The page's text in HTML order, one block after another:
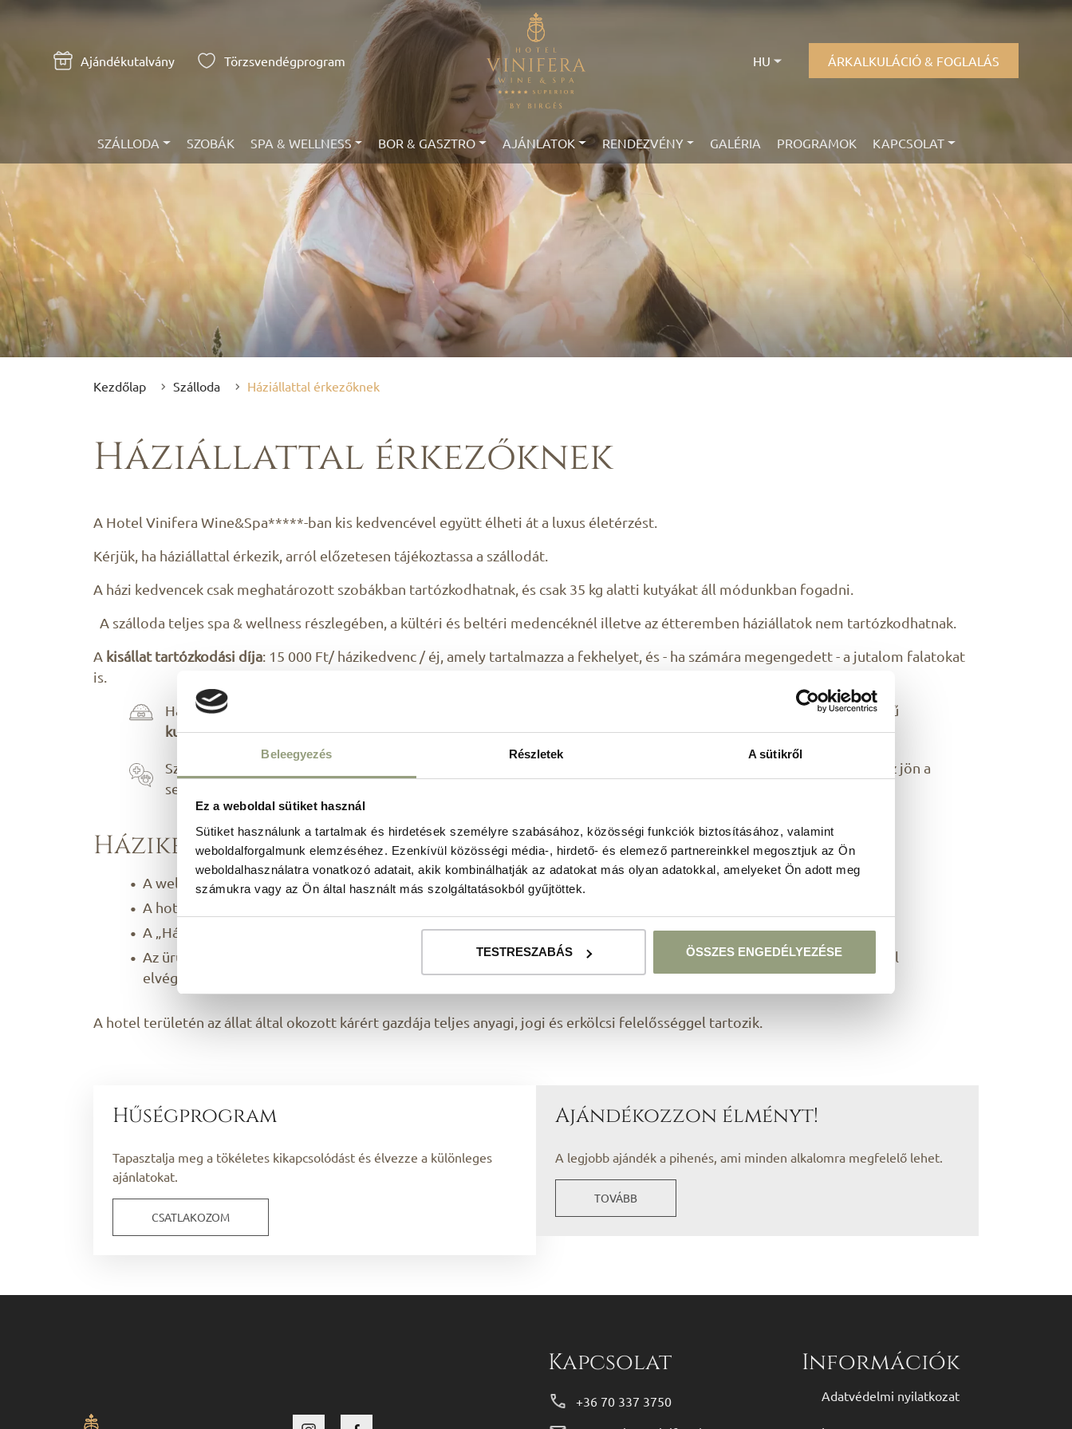
Beleegyezés Részletek A sütikről
Ez a weboldal sütiket használ
Sütiket használunk a tartalmak és hirdetések személyre szabásához, közösségi funkciók biztosításához, valamint
weboldalforgalmunk elemzéséhez. Ezenkívül közösségi média-, hirdető- és elemező partnereinkkel megosztjuk az Ön
weboldalhasználatra vonatkozó adatait, akik kombinálhatják az adatokat más olyan adatokkal, amelyeket Ön adott meg
számukra vagy az Ön által használt más szolgáltatásokból gyűjtöttek.
TESTRESZABÁS ÖSSZES ENGEDÉLYEZÉSE
Ajándékutalvány Törzsvendégprogram HU ÁRKALKULÁCIÓ & FOGLALÁS
SZÁLLODA SZOBÁK SPA & WELLNESS BOR & GASZTRO AJÁNLATOK RENDEZVÉNY GALÉRIA PROGRAMOK KAPCSOLAT
Kezdőlap Szálloda Háziállattal érkezőknek
Háziállattal érkezőknek
A Hotel Vinifera Wine&Spa*****-ban kis kedvencével együtt élheti át a luxus életérzést.
Kérjük, ha háziállattal érkezik, arról előzetesen tájékoztassa a szállodát.
A házi kedvencek csak meghatározott szobákban tartózkodhatnak, és csak 35 kg alatti kutyákat áll módunkban fogadni.
A szálloda teljes spa & wellness részlegében, a kültéri és beltéri medencéknél illetve az étteremben háziállatok nem tartózkodhatnak.
A kisállat tartózkodási díja: 15 000 Ft/ házikedvenc / éj, amely tartalmazza a fekhelyet, és - ha számára megengedett - a jutalom falatokat
is.
Ha a család kedvence egy kis szépülésre, kényeztetésre vágyna, örömmel bejelentjük Balatonfüred egyik népszerű
kutyakozmetikájába.
Szükség esetén se aggódjon, mert kapcsolatban állunk Balatonfüred
– igény esetén házhoz jön a
segítség!
Házikedvenc etikett
A wellness területeire ne hozza magával kedvencét,
A hotel teljes területén kutyáját tartsa pórázon,
A „Háziállat a szobában” kilincsre akasztható táblával jelezze a munkatársaink felé, ha kedvence a szobában pihen!
Az ürülék feltakarításáról szíveskedjen gondoskodni, illetve amennyiben megoldható, az állat dolgait a szállodán kívül
elvégeztetni!
A hotel területén az állat által okozott kárért gazdája teljes anyagi, jogi és erkölcsi felelősséggel tartozik.
Hűségprogram
Tapasztalja meg a tökéletes kikapcsolódást és élvezze a különleges
ajánlatokat.
CSATLAKOZOM
Ajándékozzon élményt!
A legjobb ajándék a pihenés, ami minden alkalomra megfelelő lehet.
TOVÁBB
Kapcsolat
+36 70 337 3750
Információk
Adatvédelmi nyilatkozat